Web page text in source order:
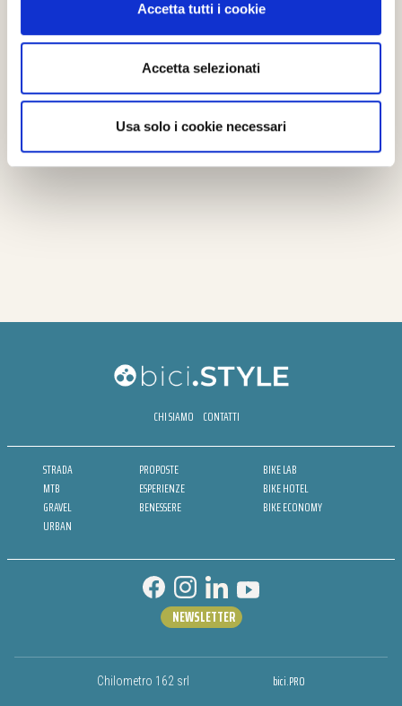
Accetta tutti i cookie
Accetta selezionati
Usa solo i cookie necessari
CHI SIAMO CONTATTI
STRADA
MTB
GRAVEL
URBAN
PROPOSTE
ESPERIENZE
BENESSERE
BIKE LAB
BIKE HOTEL
BIKE ECONOMY
Chilometro 162 srl bici.PRO
NEWSLETTER